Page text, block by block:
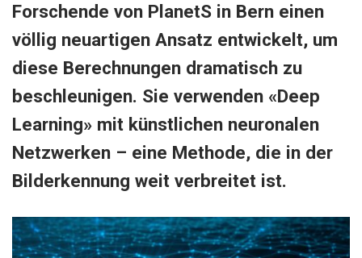
Forschende von PlanetS in Bern einen
völlig neuartigen Ansatz entwickelt, um
diese Berechnungen dramatisch zu
beschleunigen. Sie verwenden «Deep
Learning» mit künstlichen neuronalen
Netzwerken – eine Methode, die in der
Bilderkennung weit verbreitet ist.